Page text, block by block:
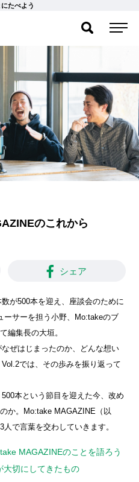
たべよう
のこれから
シェア
が500本を迎え、座談会のために
ーサーを担う小野、Mo:takeのブ
編集長の大垣。
ぜはじまったのか、どんな想い
では、その歩みを振り返って
本という節目を迎えた今、改め
か。Mo:take MAGAZINE（以
で言葉を交わしていきます。
MAGAZINEのことを語ろう
大切にしてきたもの